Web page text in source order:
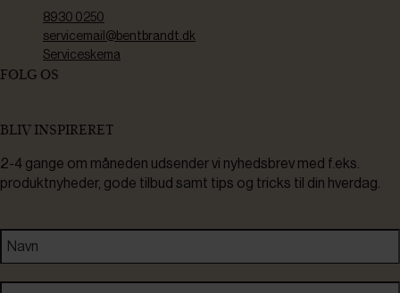
8930 0250
servicemail@bentbrandt.dk
Serviceskema
FØLG OS
BLIV INSPIRERET
2-4 gange om måneden udsender vi nyhedsbrev med f.eks.
produktnyheder, gode tilbud samt tips og tricks til din hverdag.